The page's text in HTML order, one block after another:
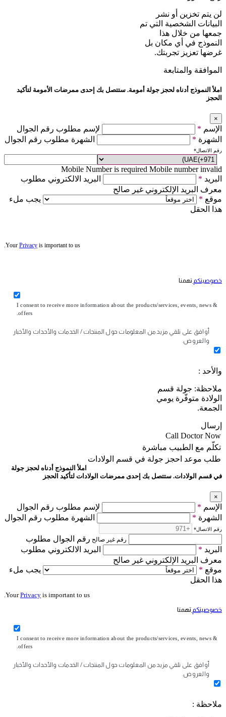
لن يتم تخزين أو نشر
البيانات الشخصية التي تم
جمعها من خلال هذا
النموذج في أي مكان بل
غرضها تعزيز تجربتك.
الموافقة والمتابعة
املأ النموذج أدناه لحجز جولة أمومة. ستتصل بك إحدى ممرضات الأمومة لتأكيد
الحجز
×
الإسم *
لإسم مطلوب رقم الجوال
الشهرة * الشهرة مطلوب رقم الجوال
رقم الاتصال*
Mobile Number is required Mobile number invalid
البريد *
البريد الالكتروني مطلوب
معرف البريد الإلكتروني غير صالح
موقع *
يجب ملء
هذا الحقل
Your Privacy is important to us.
خصوصيتكم تهمنا
I consent to receive more information about the products/services, events, news &
offers.
أوافق على تلقي مزيد من المعلومات حول المنتجات / الخدمات والأحداث والأخبار
والعروض.
والأحد :
ملاحظة: جولة قسم
الولادة متوفّرة يومي
الجمعة.
إرسال
Call Doctor Now
تكلّم مع الطبيب مباشرة
طلب موعد احجز جولة في قسم الولادات
املأ النموذج أدناه لحجز جولة
في قسم الولادات. ستتصل بك إحدى ممرضات الولادات لتأكيد الحجز
×
الإسم *
لإسم مطلوب رقم الجوال
الشهرة * الشهرة مطلوب رقم الجوال
رقم الاتصال*
رقم غير صالح رقم الجوال مطلوب
البريد *
البريد الالكتروني مطلوب
معرف البريد الإلكتروني غير صالح
موقع *
يجب ملء
هذا الحقل
YourPrivacy is important to us.
خصوصيتكم تهمنا
I consent to receive more information about the products/services, events, news &
offers.
أوافق على تلقي مزيد من المعلومات حول المنتجات / الخدمات والأحداث والأخبار
والعروض.
ملاحظة :